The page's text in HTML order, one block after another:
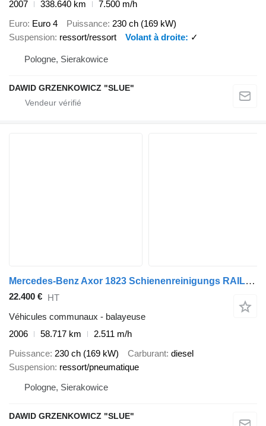
2007 338.640 km
7.500 m/h
Euro Euro 4 Puissance 230 ch (169 kW)
Suspension ressort/ressort Volant à droite ✓
Pologne, Sierakowice
DAWID GRZENKOWICZ "SLUE"
Mercedes-Benz Axor 1823 Schienenreinigungs RAIL Kehrmaschine
22.400 € HT
Véhicules communaux - balayeuse
2006
58.717 km
2.511 m/h
Puissance 230 ch (169 kW) Carburant diesel
Suspension ressort/pneumatique
Pologne, Sierakowice
DAWID GRZENKOWICZ "SLUE"